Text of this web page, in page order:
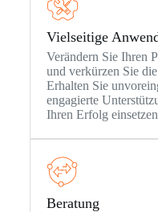
Vielseitige
Verändern Sie Ihren
und verkürzen Sie
Erhalten Sie
engagierte
Ihren Erfolg
Beratung